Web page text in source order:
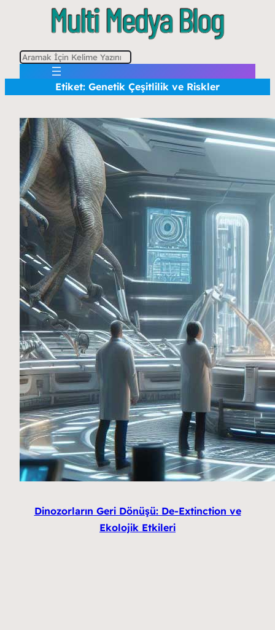
A
Etiket: Genetik Çeşitlilik ve Riskler
Dinozorların Geri Dönüşü: De-Extinction ve
Ekolojik Etkileri